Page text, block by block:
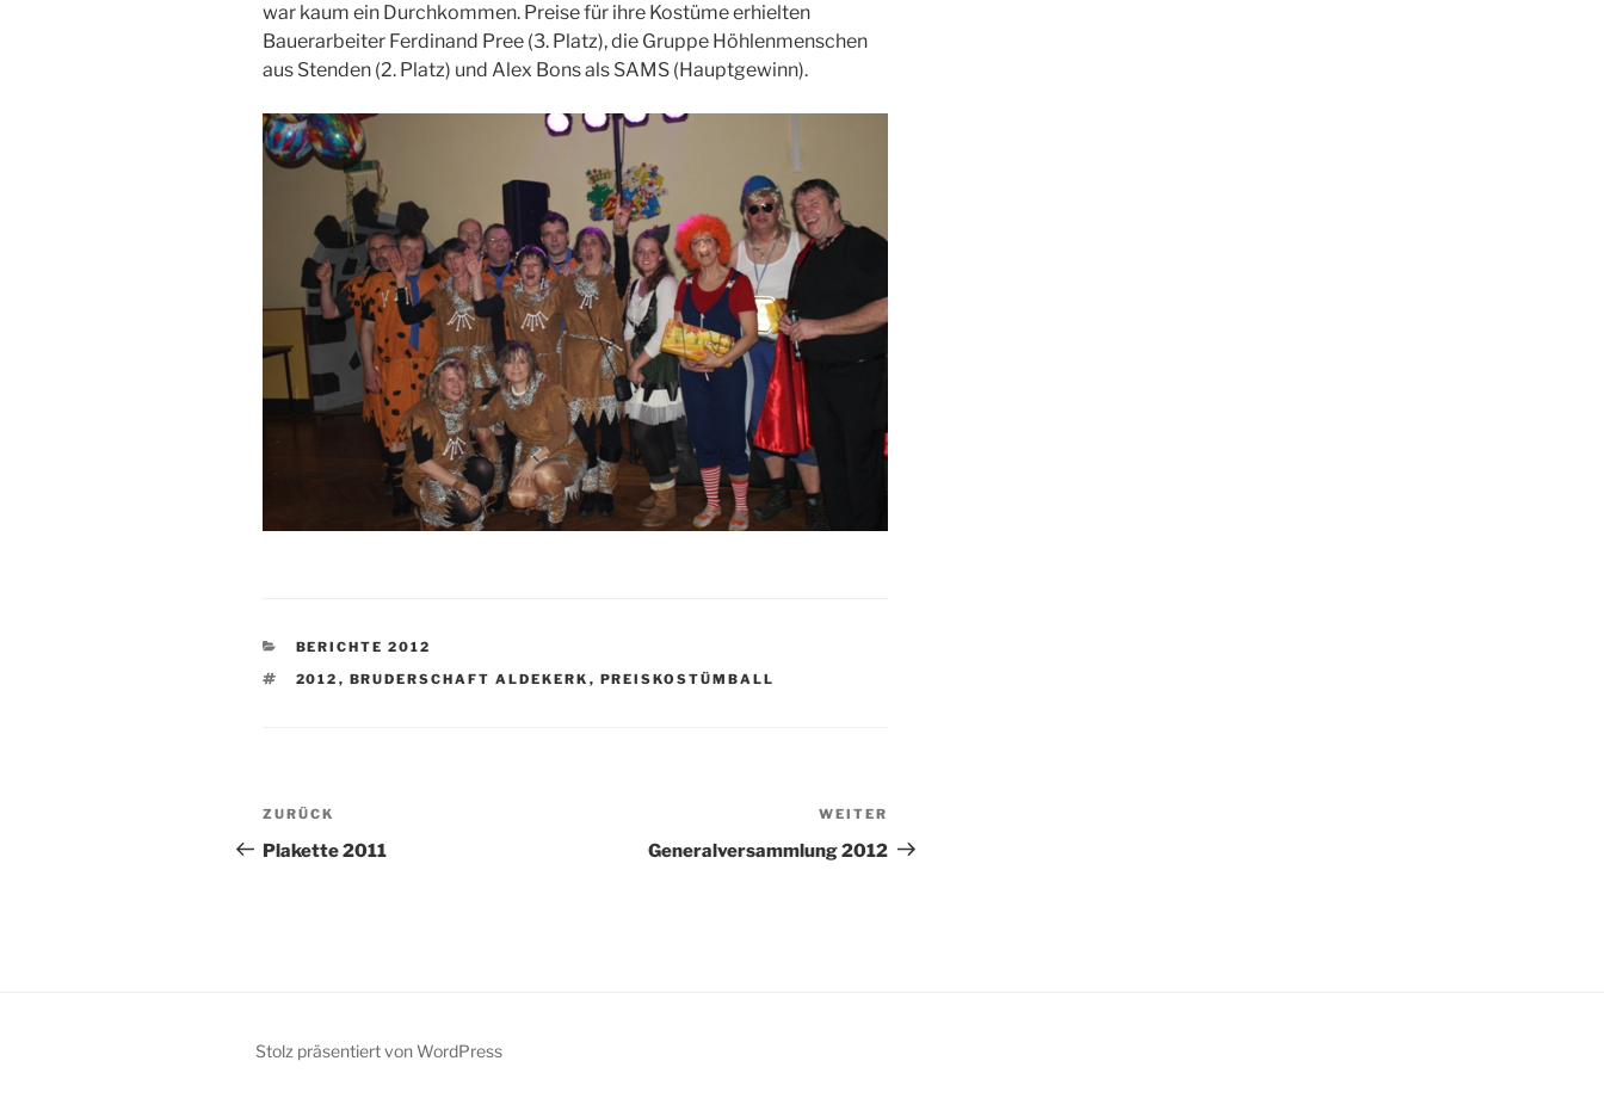
war kaum ein Durchkommen. Preise für ihre Kostüme erhielten
Bauerarbeiter Ferdinand Pree (3. Platz), die Gruppe Höhlenmenschen
aus Stenden (2. Platz) und Alex Bons als SAMS (Hauptgewinn).
KATEGORIEN
BERICHTE 2012
SCHLAGWÖRTER
2012 , BRUDERSCHAFT ALDEKERK , PREISKOSTÜMBALL
Beitragsnavigation
Vorheriger
Beitrag
ZURÜCK
Plakette 2011
Beitrag
WEITER
Generalversammlung 2012
Stolz präsentiert von WordPress